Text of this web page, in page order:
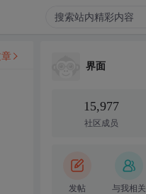
界面
15,977
社区成员
发帖 与我相关